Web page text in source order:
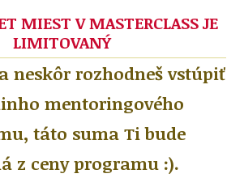
MIEST V MASTERCLASS JE
LIMITOVANÝ
neskôr rozhodneš vstúpiť
mentoringového
táto suma Ti bude
z ceny programu :).